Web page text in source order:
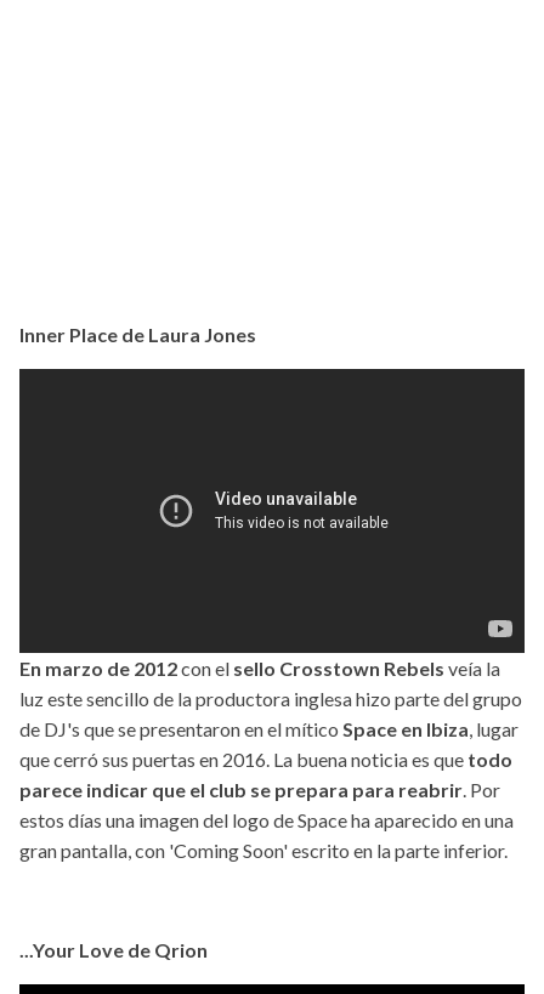
Inner Place de Laura Jones
En marzo de 2012con el sello Crosstown Rebels veía la
luz este sencillo de la productora inglesa hizo parte del grupo
de DJ's que se presentaron en el mítico Space en Ibiza, lugar
que cerró sus puertas en 2016. La buena noticia es que todo
parece indicar que el club se prepara para reabrir. Por
estos días una imagen del logo de Space ha aparecido en una
gran pantalla, con 'Coming Soon' escrito en la parte inferior.
...Your Love de Qrion